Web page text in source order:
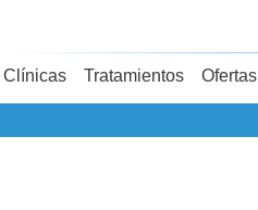
Clínicas Tratamientos Ofertas